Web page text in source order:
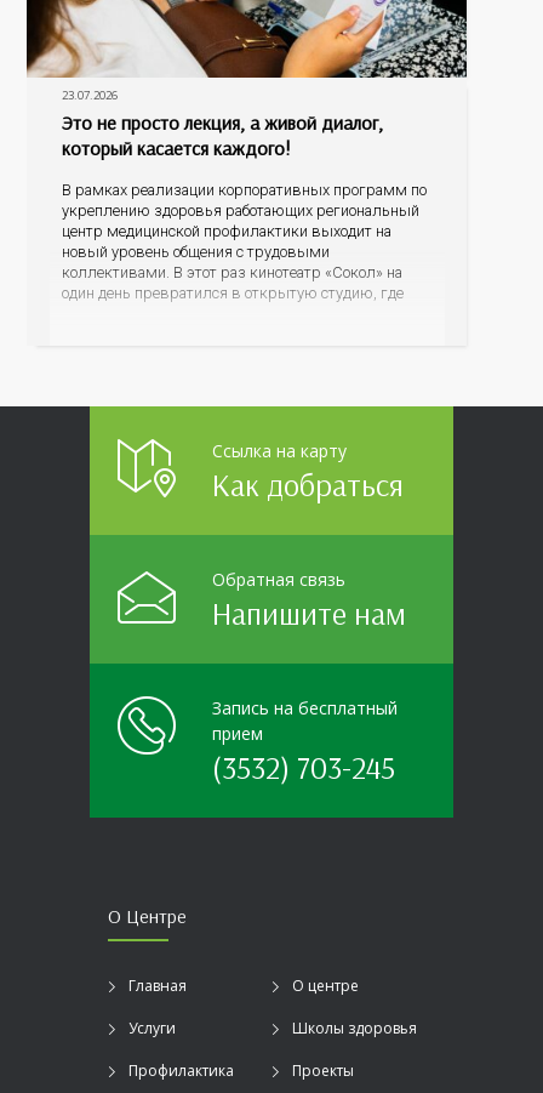
23.07.2026
Это не просто лекция, а живой диалог,
который касается каждого!
В рамках реализации корпоративных программ по
укреплению здоровья работающих региональный
центр медицинской профилактики выходит на
новый уровень общения с трудовыми
коллективами. В этот раз кинотеатр «Сокол» на
один день превратился в открытую студию, где
Ссылка на карту
Как добраться
Обратная связь
Напишите нам
Запись на бесплатный
прием
(3532) 703-245
О Центре
Главная О центре
Услуги Школы здоровья
Профилактика Проекты